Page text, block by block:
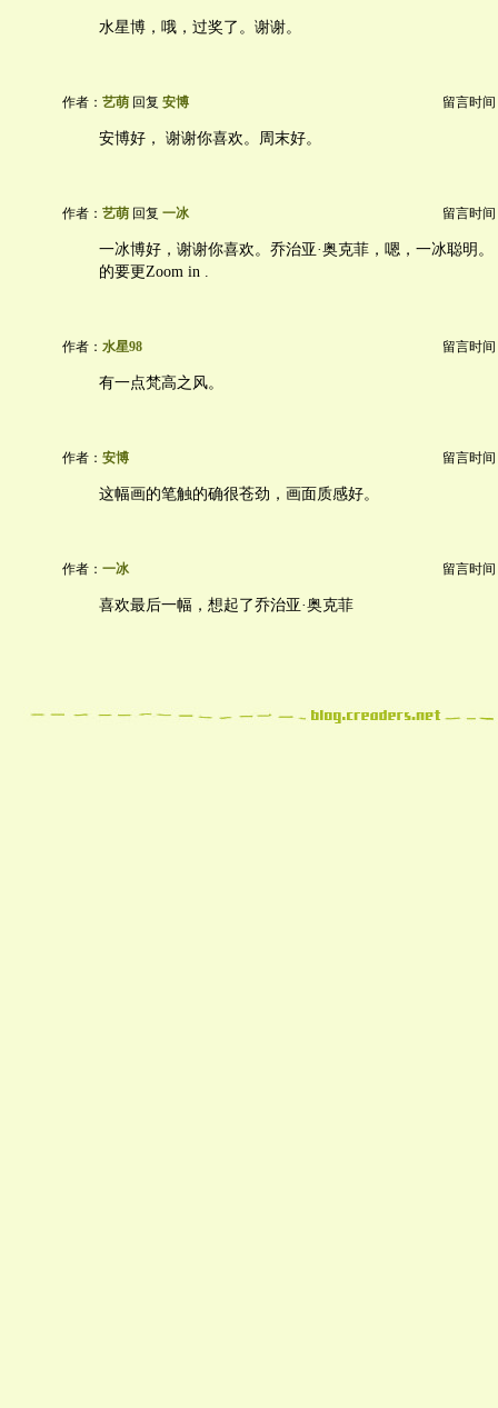
水星博，哦，过奖了。谢谢。
作者： 艺萌 回复 安博 留言时间
安博好， 谢谢你喜欢。周末好。
作者： 艺萌 回复 一冰 留言时间
一冰博好，谢谢你喜欢。乔治亚·奥克菲，嗯，一冰聪明
的要更Zoom in .
作者： 水星98 留言时间
有一点梵高之风。
作者： 安博 留言时间
这幅画的笔触的确很苍劲，画面质感好。
作者： 一冰 留言时间
喜欢最后一幅，想起了乔治亚·奥克菲